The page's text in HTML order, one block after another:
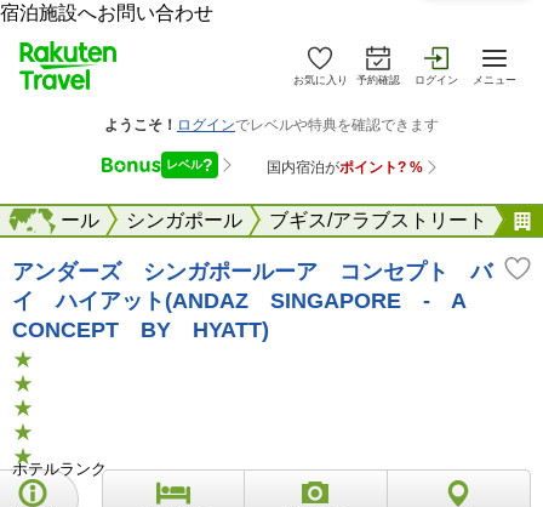
宿泊施設へお問い合わせ
お気に入り 予約確認 ログイン メニュー
ガポール シンガポール ブギス/アラブストリート
海外
アンダーズ シンガポールーア コンセプト バ
イ ハイアット(ANDAZ SINGAPORE - A
CONCEPT BY HYATT)
ホテルランク